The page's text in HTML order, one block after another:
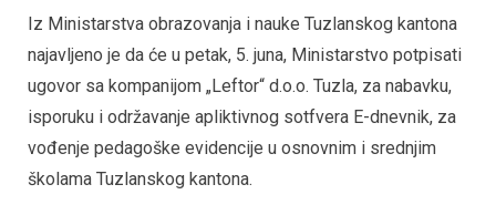
Iz Ministarstva obrazovanja i nauke Tuzlanskog kantona
najavljeno je da će u petak, 5. juna, Ministarstvo potpisati
ugovor sa kompanijom „Leftor“ d.o.o. Tuzla, za nabavku,
isporuku i održavanje apliktivnog sotfvera E-dnevnik, za
vođenje pedagoške evidencije u osnovnim i srednjim
školama Tuzlanskog kantona.